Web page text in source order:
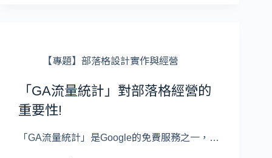
【專題】部落格設計實作與經營
「GA流量統計」對部落格經營的
重要性!
「GA流量統計」是Google的免費服務之一，…